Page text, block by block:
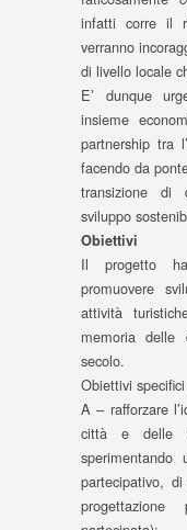
infatti corre il
verranno
di livello locale
E’ dunque
insieme
partnership tra
facendo da
transizione di
sviluppo
Obiettivi
Il progetto
promuovere
attività
memoria
secolo.
Obiettivi
A – rafforzare
città e delle
partecipativo,
progettazione